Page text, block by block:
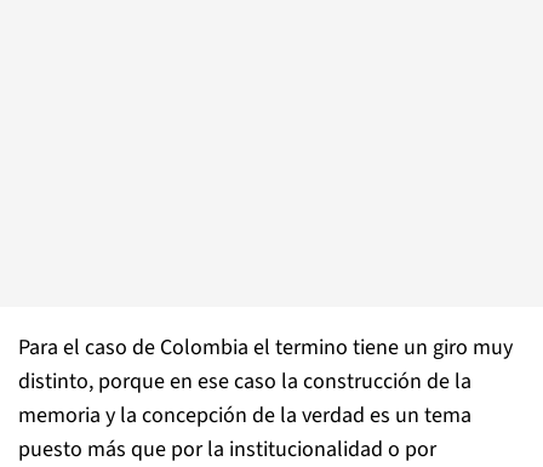
Para el caso de Colombia el termino tiene un giro muy
distinto, porque en ese caso la construcción de la
memoria y la concepción de la verdad es un tema
puesto más que por la institucionalidad o por